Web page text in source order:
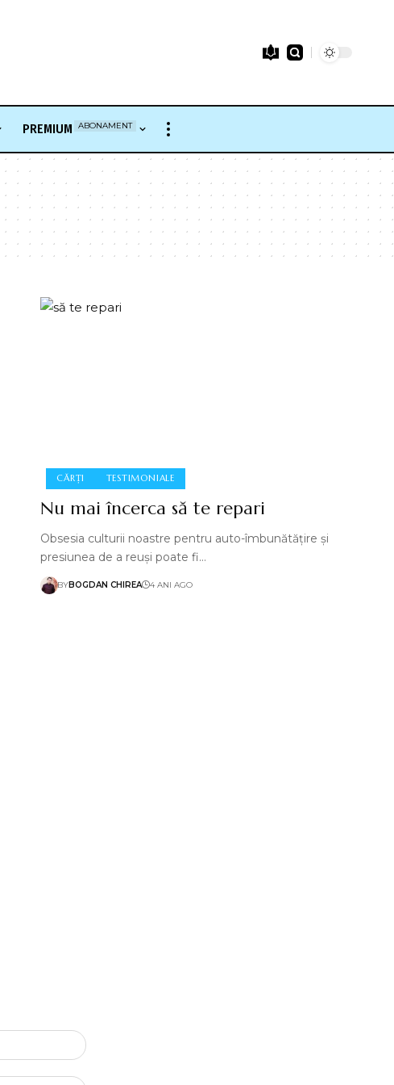
PREMIUM ABONAMENT
CĂRȚI TESTIMONIALE
Nu mai încerca să te repari
Obsesia culturii noastre pentru auto-îmbunătățire și
presiunea de a reuși poate fi…
BYBOGDAN CHIREA 4 ANI AGO